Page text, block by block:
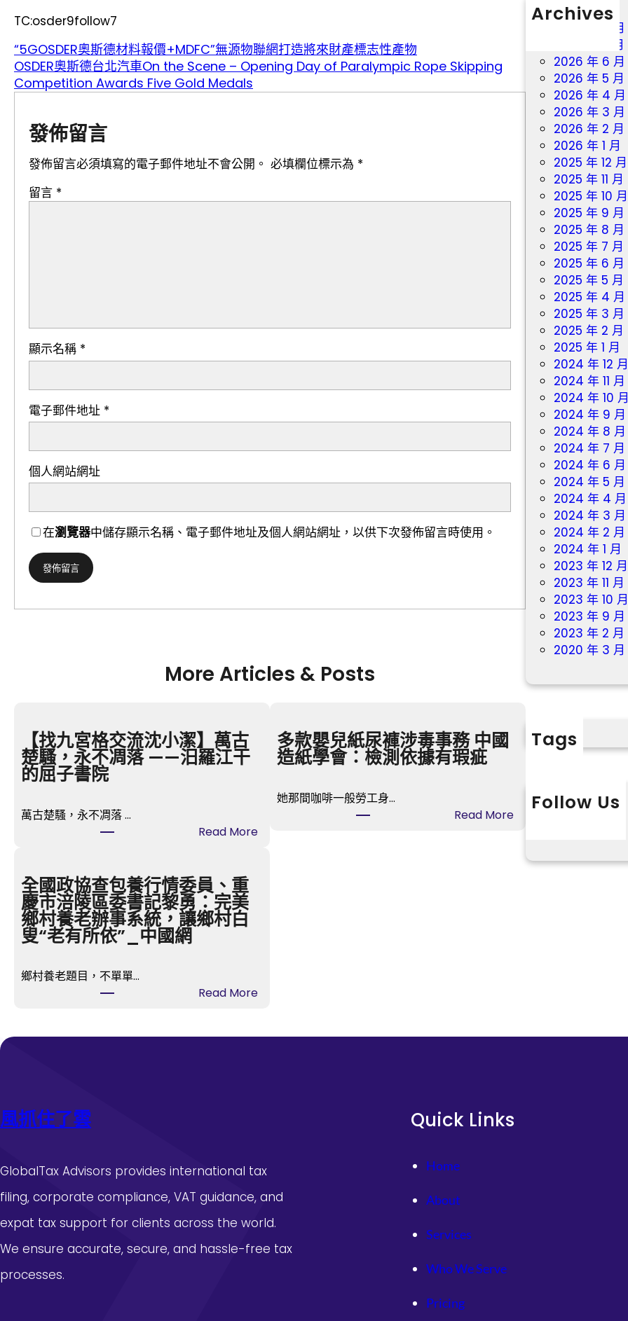
TC:osder9follow7
“5GOSDER奧斯德材料報價+MDFC”無源物聯網打造將來財產標志性產物
OSDER奧斯德台北汽車On the Scene – Opening Day of Paralympic Rope Skipping
Competition Awards Five Gold Medals
發佈留言
發佈留言必須填寫的電子郵件地址不會公開。 必填欄位標示為 *
留言 *
顯示名稱 *
電子郵件地址 *
個人網站網址
在瀏覽器中儲存顯示名稱、電子郵件地址及個人網站網址，以供下次發佈留言時使用。
More Articles & Posts
【找九宮格交流沈小潔】萬古
楚騷，永不凋落 ——汨羅江干
的屈子書院
萬古楚騷，永不凋落 …
Read More:
潔
萬
落
—
汨
江
多款嬰兒紙尿褲涉毒事務 中國
造紙學會：檢測依據有瑕疵
她那間咖啡一般勞工身…
Read More:
國
：
全國政協查包養行情委員、重
慶市涪陵區委書記黎勇：完美
鄉村養老辦事系統，讓鄉村白
叟“老有所依”_中國網
鄉村養老題目，不單單…
Read More:
員
、
慶
市
Archives
2026 年 8 月
2026 年 7 月
2026 年 6 月
2026 年 5 月
2026 年 4 月
2026 年 3 月
2026 年 2 月
2026 年 1 月
2025 年 12 月
2025 年 11 月
2025 年 10 月
2025 年 9 月
2025 年 8 月
2025 年 7 月
2025 年 6 月
2025 年 5 月
2025 年 4 月
2025 年 3 月
2025 年 2 月
2025 年 1 月
2024 年 12
2024 年 11 月
2024 年 10
2024 年 9 月
2024 年 8 月
2024 年 7 月
2024 年 6 月
2024 年 5 月
2024 年 4 月
2024 年 3 月
2024 年 2 月
2024 年 1 月
2023 年 12 月
2023 年 11 月
2023 年 10
2023 年 9 月
2023 年 2 月
2020 年 3 月
Tags
Follow Us
風抓住了雲
GlobalTax Advisors provides international tax
filing, corporate compliance, VAT guidance, and
expat tax support for clients across the world.
We ensure accurate, secure, and hassle-free tax
processes.
Quick Links
Home
About
Services
Who We Serve
Pricing